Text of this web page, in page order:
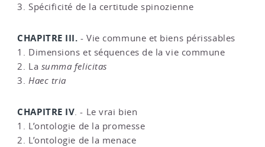
3. Spécificité de la certitude spinozienne
CHAPITRE III. - Vie commune et biens périssables
1. Dimensions et séquences de la vie commune
2. La summa felicitas
3. Haec tria
CHAPITRE IV. - Le vrai bien
1. L’ontologie de la promesse
2. L’ontologie de la menace